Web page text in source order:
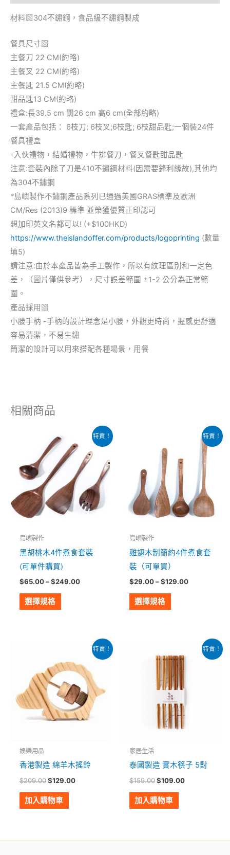
材料▧304不鏽鋼，食品級不鏽鋼製成
餐具尺寸▧
主餐刀 22 CM(約略)
主餐叉 22 CM(約略)
主餐匙 21.5 CM(約略)
甜品匙13 CM(約略)
禮盒:長39.5 cm 闊26 cm 高6 cm(全部約略)
一套產品包括： 6枝刀; 6枝叉;6枝匙; 6枝甜品匙;一個裝24件
餐具禮盒
-入伙禮物，結婚禮物，牛排餐刀，餐叉餐匙甜品匙
注意:套裝內除了刀是410不鏽鋼材料(因需要鋒利緣故),其他均
為304不鏽鋼
*島嶼製作不鏽鋼產品系列已通過美國GRAS標準及歐洲
CM/Res (2013)9 標準 並榮獲優質正印認可
想加印英文名都可以! (+$100HKD)
https://www.theislandoffer.com/products/logoprinting (數量
填5)
請注意:由於本產品皆為手工製作，所以有紋理區別和一定色
差，（圖片僅供參考），尺寸誤差範圍 ±1-2 公分為正常範
圍。
產品採用▧
小腰手柄 -手柄的設計理念是小腰，外觀更時尚，握感更舒適
容易清潔，不易生鏽
簡潔的設計可以用來搭配各種場景，用餐
相關商品
特賣！
島嶼製作
黑胡桃木4件煮食套裝
(可單件購買)
$65.00 – $249.00
圍：
$65.00
到
$249.00
選擇規格
產
品
多
種
產
項
特賣！
島嶼製作
雞翅木制簡約4件煮食套
裝（可單買）
$29.00 – $129.00
$29.00
$129.00
選擇規格
品
種
款
選
項
特賣！
娛樂用品
香港製造 綿羊木搖鈴
$209.00
格：
$209.00。
$129.00
價
格：
$129.00。
加入購物車
特賣！
家居生活
泰國製造 實木筷子 5對
$159.00
始
價
格：
$159.00。
$109.00
前
格：
加入購物車